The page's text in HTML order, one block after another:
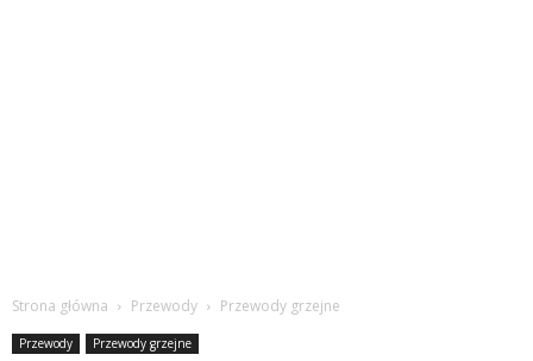
Strona główna Przewody Przewody grzejne
Przewody Przewody grzejne